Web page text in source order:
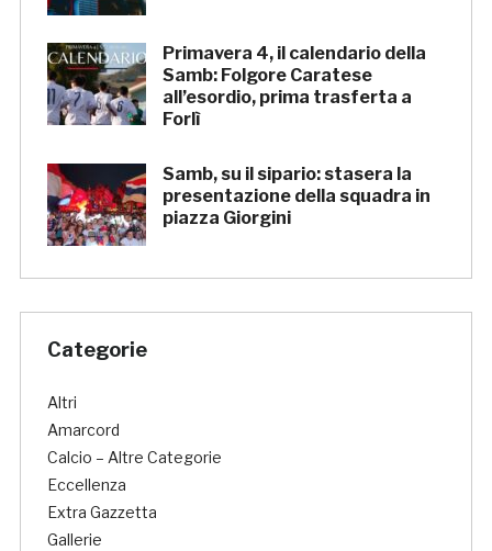
Primavera 4, il calendario della
Samb: Folgore Caratese
all’esordio, prima trasferta a
Forlì
Samb, su il sipario: stasera la
presentazione della squadra in
piazza Giorgini
Categorie
Altri
Amarcord
Calcio – Altre Categorie
Eccellenza
Extra Gazzetta
Gallerie